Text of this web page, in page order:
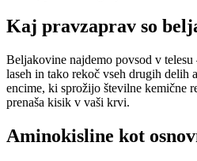
Kaj pravzaprav so
Beljakovine najdemo povsod v
laseh in tako rekoč vseh drugih delih
encime, ki sprožijo številne kemične
prenaša kisik v vaši krvi.
Aminokisline kot